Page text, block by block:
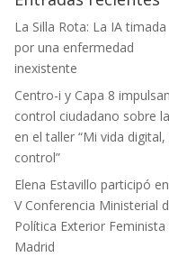
La Silla Rota: La IA timada
por una enfermedad
inexistente
Centro-i y Capa 8
control ciudadano sobre
en el taller “Mi vida digital,
control”
Elena Estavillo participó
V Conferencia Ministerial
Política Exterior Feminista
Madrid